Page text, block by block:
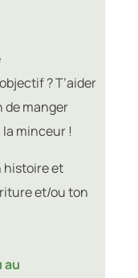
? T’aider
de manger
minceur !
histoire et
et/ou ton
au